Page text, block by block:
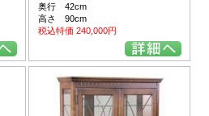
奥行 42cm
高さ 90cm
税込特価 240,000円